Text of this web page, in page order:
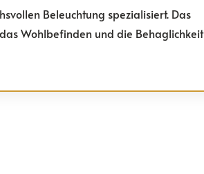
Beleuchtung spezialisiert. Das
Wohlbefinden und die Behaglichkeit